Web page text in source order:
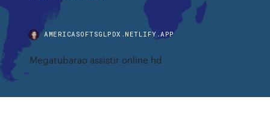
AMERICASOFTSGLPDX.NETLIFY.APP
Megatubarao assistir online hd